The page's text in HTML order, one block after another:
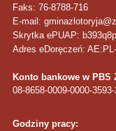
Faks: 76-8788-716
E-mail:
Skrytka ePUAP:
Adres eDoręczeń:
Konto bankowe w PBS
08-8658-0009-0000-
Godziny pracy: